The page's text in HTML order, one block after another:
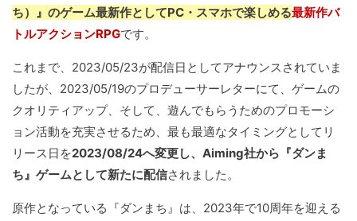
ち）』のゲーム最新作としてPC・スマホで楽しめる最新作バ
トルアクションRPGです。
これまで、2023/05/23が配信日としてアナウンスされていま
したが、2023/05/19のプロデューサーレターにて、ゲームの
クオリティアップ、そして、遊んでもらうためのプロモーシ
ョン活動を充実させるため、最も最適なタイミングとしてリ
リース日を2023/08/24へ変更し、Aiming社から『ダンま
ち』ゲームとして新たに配信されました。
原作となっている『ダンまち』は、2023年で10周年を迎える